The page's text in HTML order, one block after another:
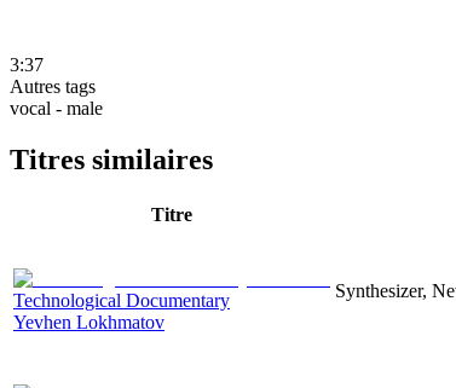
3:37
Autres tags
vocal - male
Titres similaires
Titre
Technological Documentary
Yevhen Lokhmatov
Synthesizer,